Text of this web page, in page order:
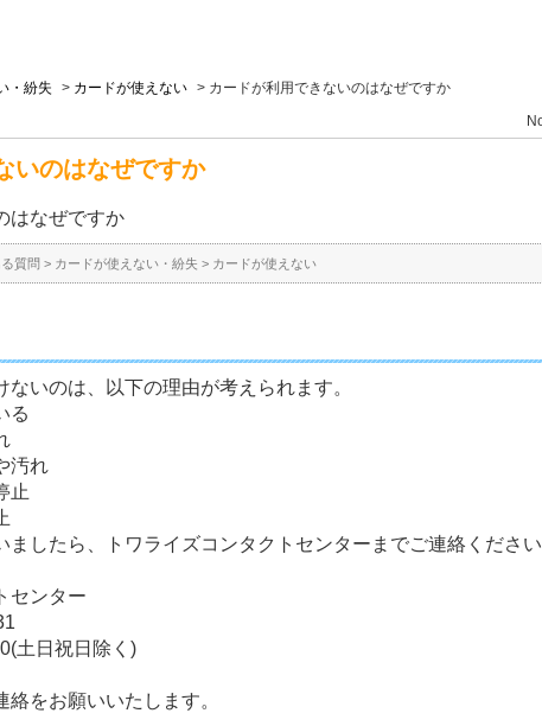
・紛失 > カードが使えない > カードが利用できないのはなぜですか
いのはなぜですか
はなぜですか
質問 > カードが使えない・紛失 > カードが使えない
ないのは、以下の理由が考えられます。
る
汚れ
止
ましたら、トワライズコンタクトセンターまでご連絡くださ
センター
土日祝日除く)
をお願いいたします。